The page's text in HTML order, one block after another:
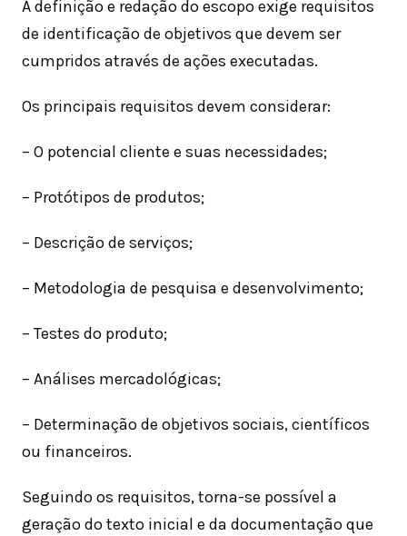
A definição e redação do escopo exige requisitos
de identificação de objetivos que devem ser
cumpridos através de ações executadas.
Os principais requisitos devem considerar:
– O potencial cliente e suas necessidades;
– Protótipos de produtos;
– Descrição de serviços;
– Metodologia de pesquisa e desenvolvimento;
– Testes do produto;
– Análises mercadológicas;
– Determinação de objetivos sociais, científicos
ou financeiros.
Seguindo os requisitos, torna-se possível a
geração do texto inicial e da documentação que